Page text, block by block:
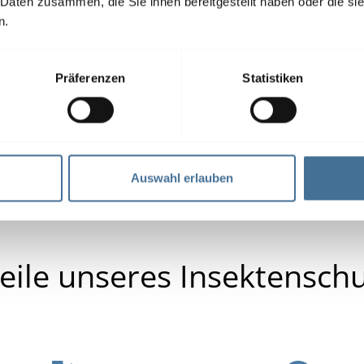
Präferenzen Statistiken
Auswahl erlauben
ideal für große Flächen
Produktdetails
unseres